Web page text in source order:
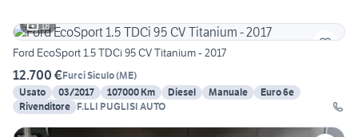
18
Ford EcoSport 1.5 TDCi 95 CV Titanium - 2017
12.700 €Furci Siculo(ME)
Usato
03/2017 107000 Km Diesel Manuale
Euro 6e
Rivenditore F.LLI PUGLISI AUTO